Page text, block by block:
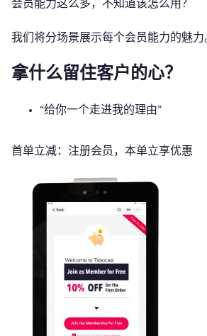
会员能力这么多，不知道该怎么用？
我们将分场景展示每个会员能力的魅力
拿什么留住客户的心？
“给你一个走进我的理由”
首单立减：注册会员，本单立享优惠